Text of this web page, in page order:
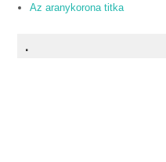
Az aranykorona titka
.